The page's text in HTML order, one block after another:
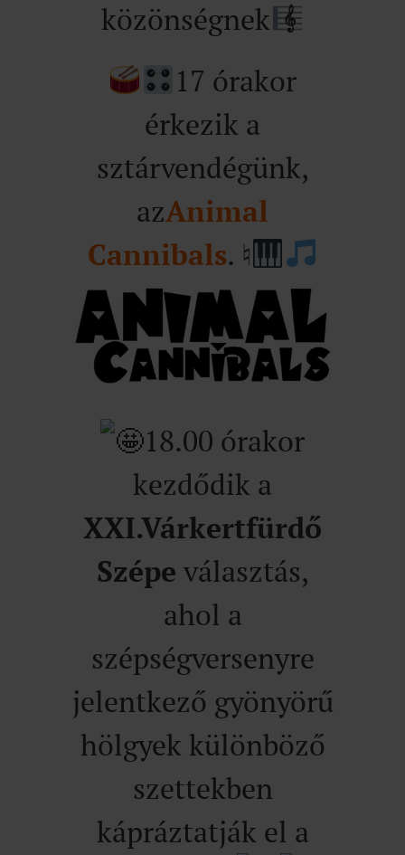
közönségnek
17 órakor
érkezik a
sztárvendégünk,
azAnimal
Cannibals. ♮
18.00 órakor
kezdődik a
XXI.Várkertfürdő
Szépe választás,
ahol a
szépségversenyre
jelentkező gyönyörű
hölgyek különböző
szettekben
kápráztatják el a